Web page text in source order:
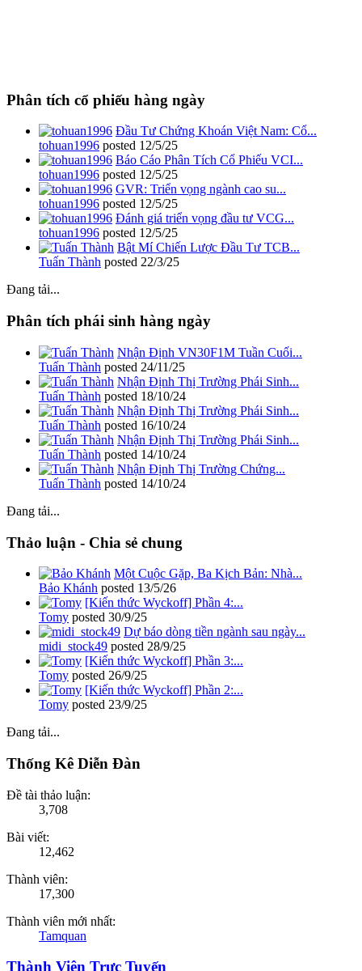
Phân tích cổ phiếu hàng ngày
Đầu Tư Chứng Khoán Việt Nam: Cổ...
tohuan1996 posted 12/5/25
Báo Cáo Phân Tích Cổ Phiếu VCI...
tohuan1996 posted 12/5/25
GVR: Triển vọng ngành cao su...
tohuan1996 posted 12/5/25
Đánh giá triển vọng đầu tư VCG...
tohuan1996 posted 12/5/25
Bật Mí Chiến Lược Đầu Tư TCB...
Tuấn Thành posted 22/3/25
Đang tải...
Phân tích phái sinh hàng ngày
Nhận Định VN30F1M Tuần Cuối...
Tuấn Thành posted 24/11/25
Nhận Định Thị Trường Phái Sinh...
Tuấn Thành posted 18/10/24
Nhận Định Thị Trường Phái Sinh...
Tuấn Thành posted 16/10/24
Nhận Định Thị Trường Phái Sinh...
Tuấn Thành posted 14/10/24
Nhận Định Thị Trường Chứng...
Tuấn Thành posted 14/10/24
Đang tải...
Thảo luận - Chia sẻ chung
Một Cuộc Gặp, Ba Kịch Bản: Nhà...
Bảo Khánh posted 13/5/26
[Kiến thức Wyckoff] Phần 4:...
Tomy posted 30/9/25
Dự báo dòng tiền ngành sau ngày...
midi_stock49 posted 28/9/25
[Kiến thức Wyckoff] Phần 3:...
Tomy posted 26/9/25
[Kiến thức Wyckoff] Phần 2:...
Tomy posted 23/9/25
Đang tải...
Thống Kê Diễn Đàn
Đề tài thảo luận:
3,708
Bài viết:
12,462
Thành viên:
17,300
Thành viên mới nhất:
Tamquan
Thành Viên Trực Tuyến